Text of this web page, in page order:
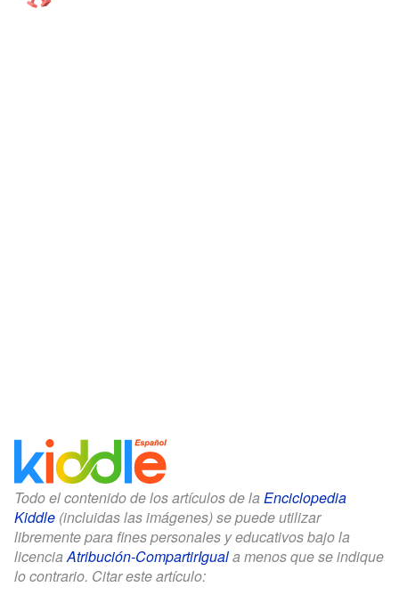
Todo el contenido de los artículos de la Enciclopedia
Kiddle (incluidas las imágenes) se puede utilizar
libremente para fines personales y educativos bajo la
licenciaAtribución-CompartirIguala menos que se indique
lo contrario. Citar este artículo: